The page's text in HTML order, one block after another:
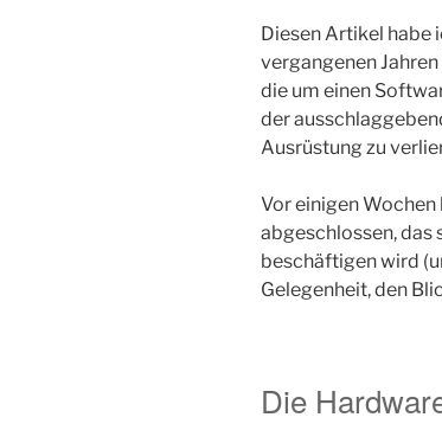
Diesen Artikel habe
vergangenen
die um einen
der
Ausrüstung zu
Vor einigen Wochen
abgeschlossen, das
beschäftigen wird
Gelegenheit, den
Die